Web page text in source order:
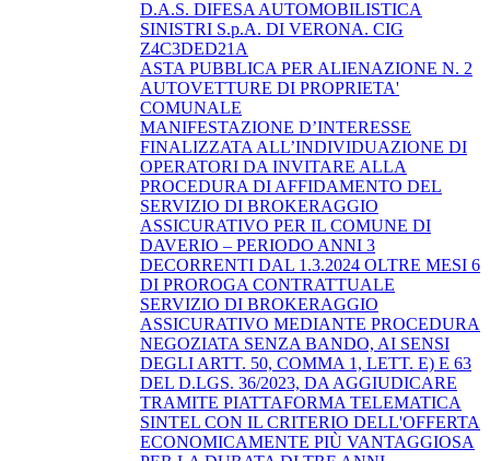
D.A.S. DIFESA AUTOMOBILISTICA
SINISTRI S.p.A. DI VERONA. CIG
Z4C3DED21A
ASTA PUBBLICA PER ALIENAZIONE N. 2
AUTOVETTURE DI PROPRIETA'
COMUNALE
MANIFESTAZIONE D’INTERESSE
FINALIZZATA ALL’INDIVIDUAZIONE DI
OPERATORI DA INVITARE ALLA
PROCEDURA DI AFFIDAMENTO DEL
SERVIZIO DI BROKERAGGIO
ASSICURATIVO PER IL COMUNE DI
DAVERIO – PERIODO ANNI 3
DECORRENTI DAL 1.3.2024 OLTRE MESI 6
DI PROROGA CONTRATTUALE
SERVIZIO DI BROKERAGGIO
ASSICURATIVO MEDIANTE PROCEDURA
NEGOZIATA SENZA BANDO, AI SENSI
DEGLI ARTT. 50, COMMA 1, LETT. E) E 63
DEL D.LGS. 36/2023, DA AGGIUDICARE
TRAMITE PIATTAFORMA TELEMATICA
SINTEL CON IL CRITERIO DELL'OFFERTA
ECONOMICAMENTE PIÙ VANTAGGIOSA